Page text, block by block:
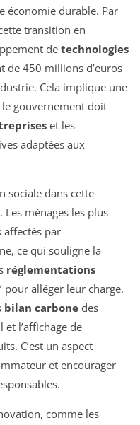
économie durable. Par
transition en
de technologies
de 450 millions d’euros
Cela implique une
gouvernement doit
et les
adaptées aux
sociale dans cette
ménages les plus
affectés par
ce qui souligne la
réglementations
pour alléger leur charge.
bilan carbone des
l’affichage de
C’est un aspect
et encourager
comme les